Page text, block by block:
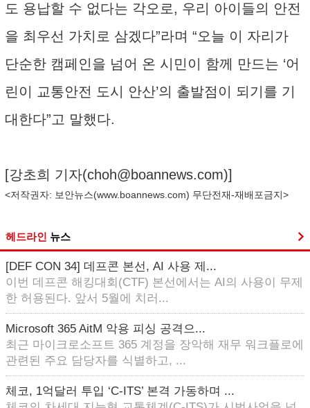
도 용납할 수 없다는 각오로, 우리 아이들의 안전
을 최우선 가치로 삼겠다”라며 “오늘 이 자리가
단순한 캠페인을 넘어 온 시민이 함께 만드는 ‘어
린이 교통안전 도시 안산’의 출발점이 되기를 기
대한다”고 말했다.
[강초희 기자(choh@boannews.com)]
<저작권자: 보안뉴스(www.boannews.com) 무단전재-재배포금지>
헤드라인 뉴스
[DEF CON 34] 데프콘 본선, AI 사용 제...
이번 데프콘 해킹대회(CTF) 본선에서는 AI의 사용이 무제
한 허용된다. 앞서 5월에 치러...
Microsoft 365 AitM 악용 피싱 공격으...
최근 마이크로소프트 365 계정을 장악해 재무 워크플로에
관련된 주요 담당자를 식별하고, ...
체코, 1억달러 투입 ‘C-ITS’ 본격 가동하며 ...